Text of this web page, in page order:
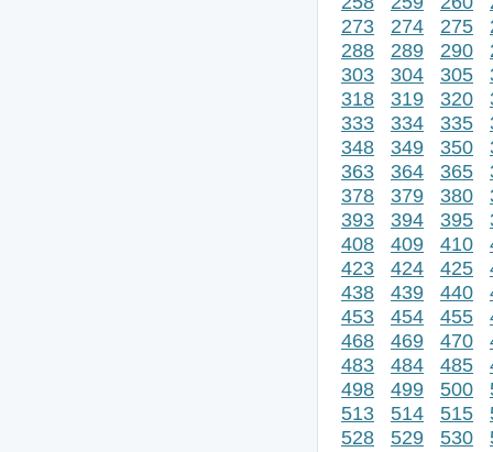
273
274 275
288
289 290
303
304 305
318
319 320
333
334 335
348
349 350
363
364 365
378
379 380
393
394 395
408
409 410
423
424 425
438
439 440
453
454 455
468
469 470
483
484 485
498
499 500
513
514 515
528
529 530